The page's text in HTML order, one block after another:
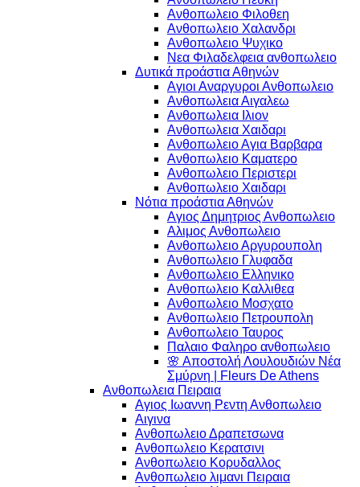
Ανθοπωλειο Φιλοθεη
Ανθοπωλειο Χαλανδρι
Ανθοπωλειο Ψυχικο
Νεα Φιλαδελφεια ανθοπωλειο
Δυτικά προάστια Αθηνών
Αγιοι Αναργυροι Ανθοπωλειο
Ανθοπωλεια Αιγαλεω
Ανθοπωλεια Ιλιον
Ανθοπωλεια Χαιδαρι
Ανθοπωλειο Αγια Βαρβαρα
Ανθοπωλειο Καματερο
Ανθοπωλειο Περιστερι
Ανθοπωλειο Χαιδαρι
Νότια προάστια Αθηνών
Αγιος Δημητριος Ανθοπωλειο
Αλιμος Ανθοπωλειο
Ανθοπωλειο Αργυρουπολη
Ανθοπωλειο Γλυφαδα
Ανθοπωλειο Ελληνικο
Ανθοπωλειο Καλλιθεα
Ανθοπωλειο Μοσχατο
Ανθοπωλειο Πετρουπολη
Ανθοπωλειο Ταυρος
Παλαιο Φαληρο ανθοπωλειο
🌸 Αποστολή Λουλουδιών Νέα
Σμύρνη | Fleurs De Athens
Ανθοπωλεια Πειραια
Αγιος Ιωαννη Ρεντη Ανθοπωλειο
Αιγινα
Ανθοπωλειο Δραπετσωνα
Ανθοπωλειο Κερατσινι
Ανθοπωλειο Κορυδαλλος
Ανθοπωλειο λιμανι Πειραια